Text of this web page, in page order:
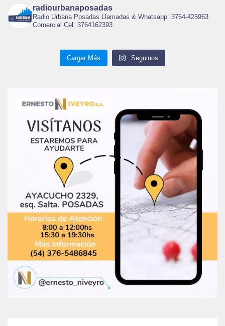
radiourbanaposadas
Radio Urbana Posadas Llamadas & Whatsapp: 3764-425963
Comercial Cel: 3764162393
Cargar Más Seguinos